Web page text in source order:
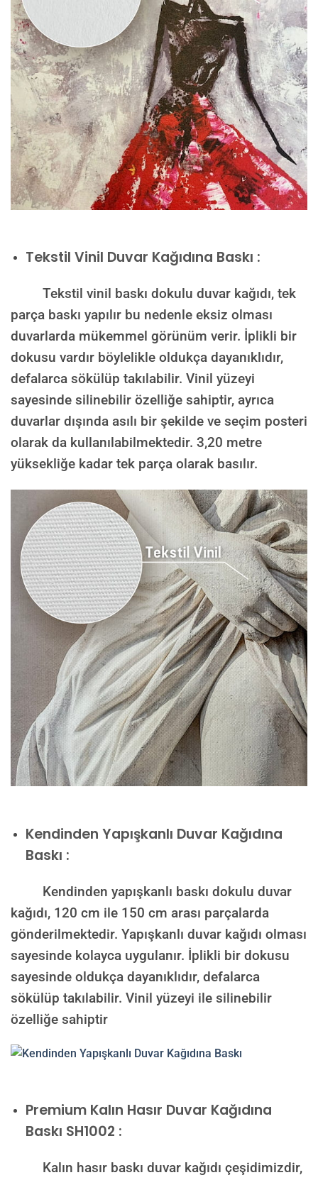
Tekstil Vinil Duvar Kağıdına Baskı :
Tekstil vinil baskı dokulu duvar kağıdı, tek
parça baskı yapılır bu nedenle eksiz olması
duvarlarda mükemmel görünüm verir. İplikli bir
dokusu vardır böylelikle oldukça dayanıklıdır,
defalarca sökülüp takılabilir. Vinil yüzeyi
sayesinde silinebilir özelliğe sahiptir, ayrıca
duvarlar dışında asılı bir şekilde ve seçim posteri
olarak da kullanılabilmektedir. 3,20 metre
yüksekliğe kadar tek parça olarak basılır.
Kendinden Yapışkanlı Duvar Kağıdına
Baskı :
Kendinden yapışkanlı baskı dokulu duvar
kağıdı, 120 cm ile 150 cm arası parçalarda
gönderilmektedir. Yapışkanlı duvar kağıdı olması
sayesinde kolayca uygulanır. İplikli bir dokusu
sayesinde oldukça dayanıklıdır, defalarca
sökülüp takılabilir. Vinil yüzeyi ile silinebilir
özelliğe sahiptir
Premium Kalın Hasır Duvar Kağıdına
Baskı SH1002 :
Kalın hasır baskı duvar kağıdı çeşidimizdir,